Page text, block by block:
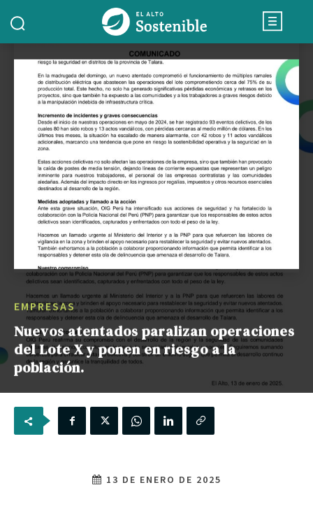
EMPRESAS
Nuevos atentados paralizan operaciones
del Lote X y ponen en riesgo a la
población.
13 DE ENERO DE 2025